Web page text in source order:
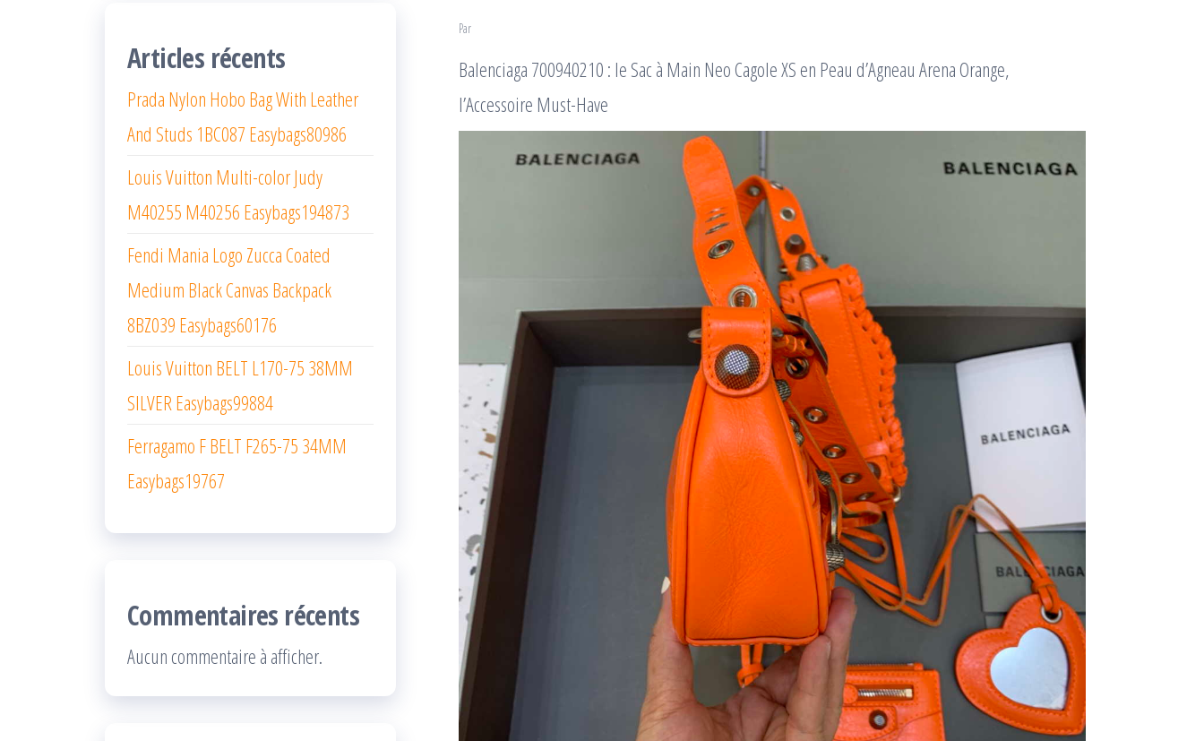
Par
Balenciaga 700940210 : le Sac à Main Neo Cagole XS en Peau d’Agneau Arena Orange,
l’Accessoire Must-Have
Articles récents
Prada Nylon Hobo Bag With Leather
And Studs 1BC087 Easybags80986
Louis Vuitton Multi-color Judy
M40255 M40256 Easybags194873
Fendi Mania Logo Zucca Coated
Medium Black Canvas Backpack
8BZ039 Easybags60176
Louis Vuitton BELT L170-75 38MM
SILVER Easybags99884
Ferragamo F BELT F265-75 34MM
Easybags19767
Commentaires récents
Aucun commentaire à afficher.